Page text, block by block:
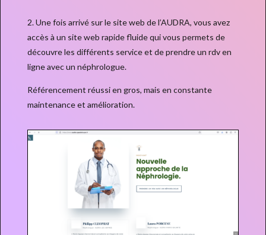
2. Une fois arrivé sur le site web de l’AUDRA, vous avez
accès à un site web rapide fluide qui vous permets de
découvre les différents service et de prendre un rdv en
ligne avec un néphrologue.
Référencement réussi en gros, mais en constante
maintenance et amélioration.